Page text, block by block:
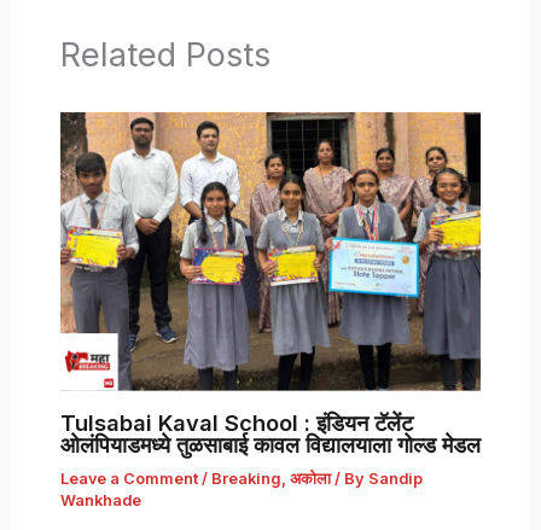
Related Posts
Tulsabai Kaval School : इंडियन टॅलेंट
ओलंपियाडमध्ये तुळसाबाई कावल विद्यालयाला गोल्ड मेडल
Leave a Comment / Breaking अकोला/ By Sandip
Wankhade